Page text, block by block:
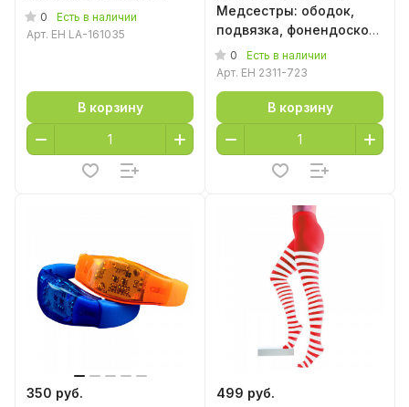
0
Есть в наличии
Арт. EH LA-161035
В корзину
Медсестры: ободок,
подвязка, фонендоскоп,
ручка-шприц
0
Есть в наличии
Арт. EH 2311-723
В корзину
350 руб.
499 руб.